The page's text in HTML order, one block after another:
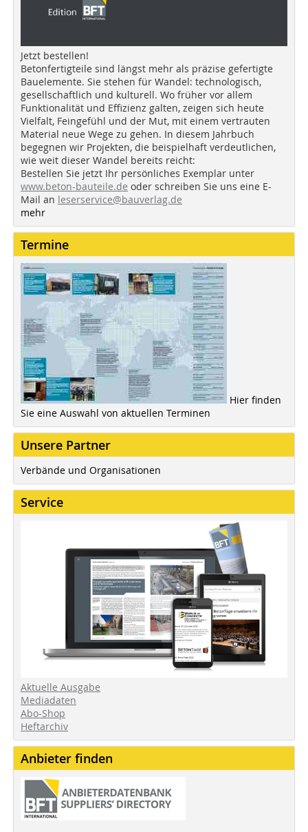
Jetzt bestellen!
Betonfertigteile sind längst mehr als präzise gefertigte
Bauelemente. Sie stehen für Wandel: technologisch,
gesellschaftlich und kulturell. Wo früher vor allem
Funktionalität und Effizienz galten, zeigen sich heute
Vielfalt, Feingefühl und der Mut, mit einem vertrauten
Material neue Wege zu gehen. In diesem Jahrbuch
begegnen wir Projekten, die beispielhaft verdeutlichen,
wie weit dieser Wandel bereits reicht:
Bestellen Sie jetzt Ihr persönliches Exemplar unter
www.beton-bauteile.de oder schreiben Sie uns eine E-
Mail an leserservice@bauverlag.de
mehr
Termine
Hier finden
Sie eine Auswahl von aktuellen Terminen
Unsere Partner
Verbände und Organisationen
Service
Aktuelle Ausgabe
Mediadaten
Abo-Shop
Heftarchiv
Anbieter finden